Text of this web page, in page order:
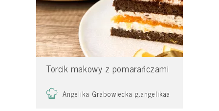
Torcik makowy z pomarańczami
Angelika Grabowiecka g.angelikaa